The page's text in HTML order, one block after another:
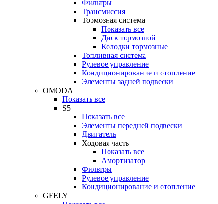
Фильтры
Трансмиссия
Тормозная система
Показать все
Диск тормозной
Колодки тормозные
Топливная система
Рулевое управление
Кондиционирование и отопление
Элементы задней подвески
OMODA
Показать все
S5
Показать все
Элементы передней подвески
Двигатель
Ходовая часть
Показать все
Амортизатор
Фильтры
Рулевое управление
Кондиционирование и отопление
GEELY